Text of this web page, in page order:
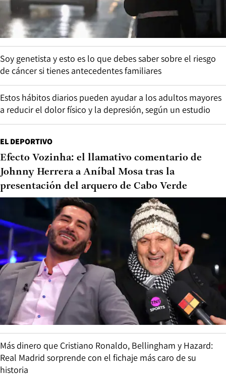
Soy genetista y esto es lo que debes saber sobre el riesgo
de cáncer si tienes antecedentes familiares
Estos hábitos diarios pueden ayudar a los adultos mayores
a reducir el dolor físico y la depresión, según un estudio
EL DEPORTIVO
Efecto Vozinha: el llamativo comentario de
Johnny Herrera a Aníbal Mosa tras la
presentación del arquero de Cabo Verde
Más dinero que Cristiano Ronaldo, Bellingham y Hazard:
Real Madrid sorprende con el fichaje más caro de su
historia